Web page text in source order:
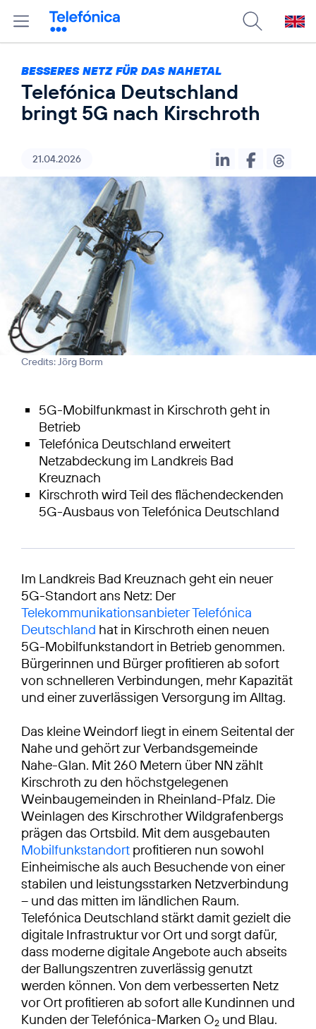
BESSERES NETZ FÜR DAS NAHETAL
Telefónica Deutschland
bringt 5G nach Kirschroth
21.04.2026
Credits: Jörg Borm
5G-Mobilfunkmast in Kirschroth geht in
Betrieb
Telefónica Deutschland erweitert
Netzabdeckung im Landkreis Bad
Kreuznach
Kirschroth wird Teil des flächendeckenden
5G-Ausbaus von Telefónica Deutschland
Im Landkreis Bad Kreuznach geht ein neuer
5G-Standort ans Netz: Der
Telekommunikationsanbieter Telefónica
Deutschland hat in Kirschroth einen neuen
5G-Mobilfunkstandort in Betrieb genommen.
Bürgerinnen und Bürger profitieren ab sofort
von schnelleren Verbindungen, mehr Kapazität
und einer zuverlässigen Versorgung im Alltag.
Das kleine Weindorf liegt in einem Seitental der
Nahe und gehört zur Verbandsgemeinde
Nahe-Glan. Mit 260 Metern über NN zählt
Kirschroth zu den höchstgelegenen
Weinbaugemeinden in Rheinland-Pfalz. Die
Weinlagen des Kirschrother Wildgrafenbergs
prägen das Ortsbild. Mit dem ausgebauten
Mobilfunkstandort profitieren nun sowohl
Einheimische als auch Besuchende von einer
stabilen und leistungsstarken Netzverbindung
– und das mitten im ländlichen Raum.
Telefónica Deutschland stärkt damit gezielt die
digitale Infrastruktur vor Ort und sorgt dafür,
dass moderne digitale Angebote auch abseits
der Ballungszentren zuverlässig genutzt
werden können. Von dem verbesserten Netz
vor Ort profitieren ab sofort alle Kundinnen und
Kunden der Telefónica-Marken O2 und Blau.